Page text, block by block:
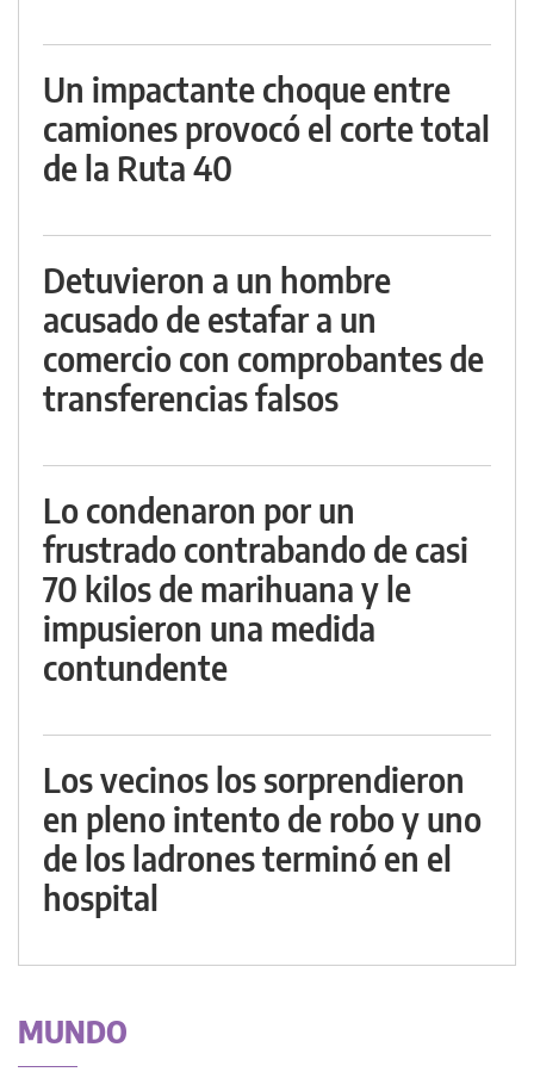
Un impactante choque entre
camiones provocó el corte total
de la Ruta 40
Detuvieron a un hombre
acusado de estafar a un
comercio con comprobantes de
transferencias falsos
Lo condenaron por un
frustrado contrabando de casi
70 kilos de marihuana y le
impusieron una medida
contundente
Los vecinos los sorprendieron
en pleno intento de robo y uno
de los ladrones terminó en el
hospital
MUNDO